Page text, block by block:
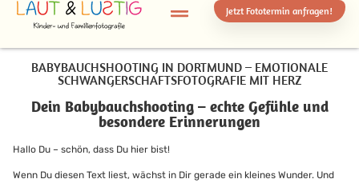
Jetzt Fototerminanfragen!
BABYBAUCHSHOOTING IN DORTMUND – EMOTIONALE
SCHWANGERSCHAFTSFOTOGRAFIE MIT HERZ
Dein Babybauchshooting – echte Gefühle und
besondere Erinnerungen
Hallo Du – schön, dass Du hier bist!
Wenn Du diesen Text liest, wächst in Dir gerade ein kleines Wunder. Und